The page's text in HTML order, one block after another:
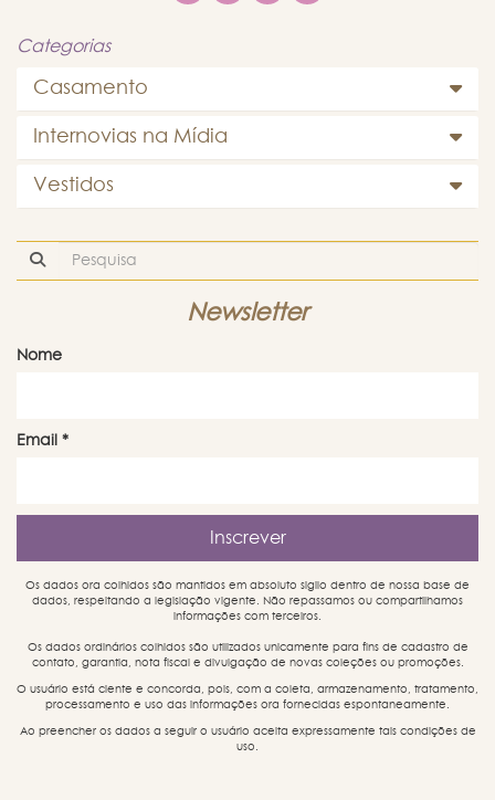
Categorias
Casamento
Internovias na Mídia
Vestidos
Newsletter
Nome
Email *
Os dados ora colhidos são mantidos em absoluto sigilo dentro de nossa base de
dados, respeitando a legislação vigente. Não repassamos ou compartilhamos
informações com terceiros.
Os dados ordinários colhidos são utilizados unicamente para fins de cadastro de
contato, garantia, nota fiscal e divulgação de novas coleções ou promoções.
O usuário está ciente e concorda, pois, com a coleta, armazenamento, tratamento,
processamento e uso das informações ora fornecidas espontaneamente.
Ao preencher os dados a seguir o usuário aceita expressamente tais condições de
uso.